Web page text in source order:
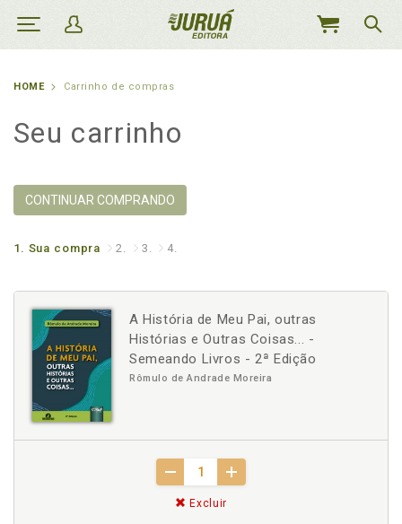
MEU
HOME Carrinho de compras
Seu carrinho
CONTINUAR COMPRANDO
1. Sua compra 2. 3. 4.
A História de Meu Pai, outras
Histórias e Outras Coisas... -
Semeando Livros - 2ª Edição
Rômulo de Andrade Moreira
Excluir